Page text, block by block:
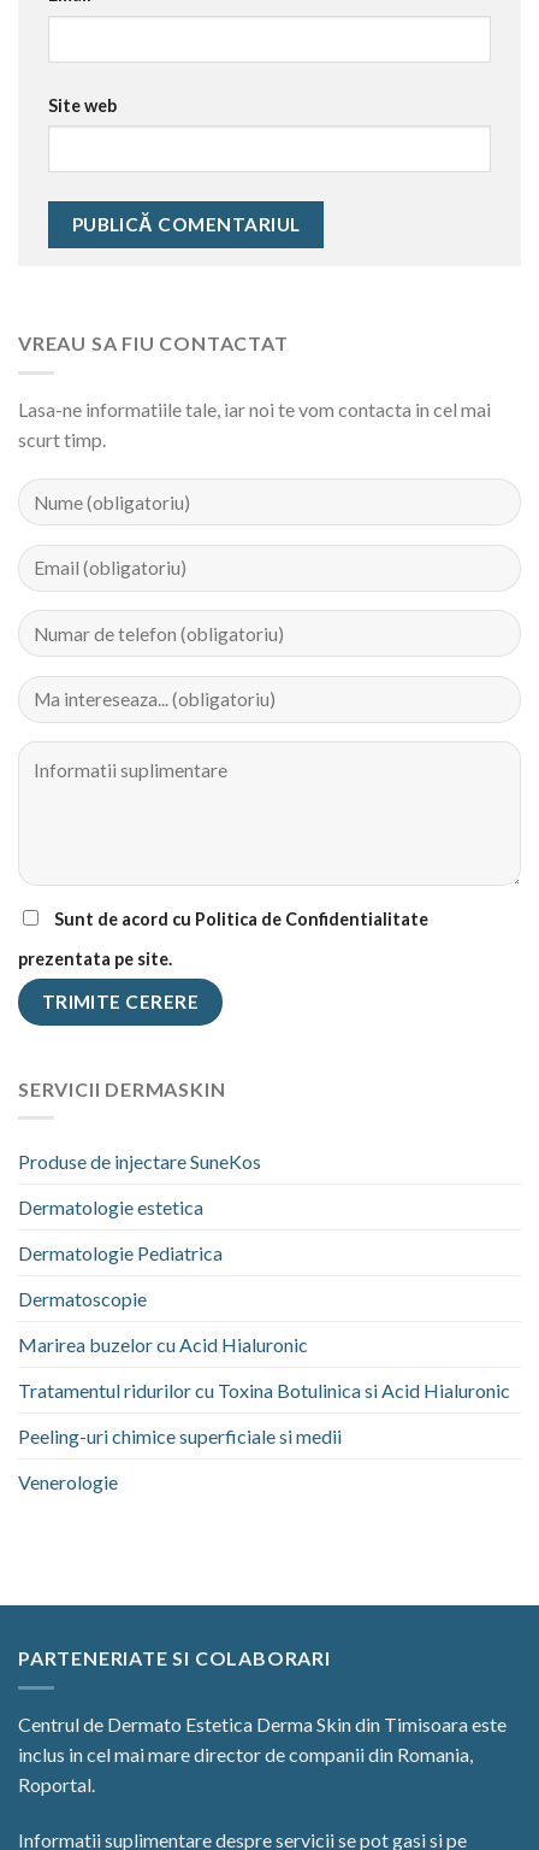
Site web
VREAU SA FIU CONTACTAT
Lasa-ne informatiile tale, iar noi te vom contacta in cel mai
scurt timp.
Sunt de acord cu Politica de Confidentialitate
prezentata pe site.
SERVICII DERMASKIN
Produse de injectare SuneKos
Dermatologie estetica
Dermatologie Pediatrica
Dermatoscopie
Marirea buzelor cu Acid Hialuronic
Tratamentul ridurilor cu Toxina Botulinica si Acid Hialuronic
Peeling-uri chimice superficiale si medii
Venerologie
PARTENERIATE SI COLABORARI
Centrul de Dermato Estetica Derma Skindin Timisoara este
inclus in cel mai mare director de companii din Romania,
Roportal.
Informatii suplimentare despre servicii se pot gasi si pe